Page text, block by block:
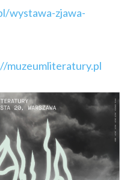
wystawa-zjawa-
muzeumliteratury.pl